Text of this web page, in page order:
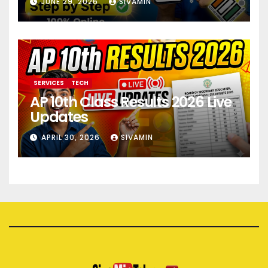
SERVICES TECH
AP 10th Class Results 2026 Live
Updates
APRIL 30, 2026 SIVAMIN